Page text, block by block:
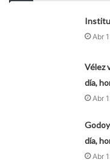
Abr
Vélez
día,
Abr
día,
Abr